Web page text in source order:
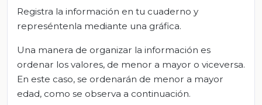
Registra la información en tu cuaderno y
represéntenla mediante una gráfica.
Una manera de organizar la información es
ordenar los valores, de menor a mayor o viceversa.
En este caso, se ordenarán de menor a mayor
edad, como se observa a continuación.